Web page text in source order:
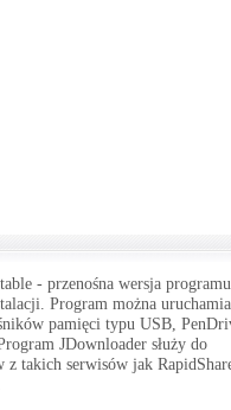
- przenośna wersja programu
Program można
pamięci typu USB,
JDownloader służy do
z takich serwisów jak